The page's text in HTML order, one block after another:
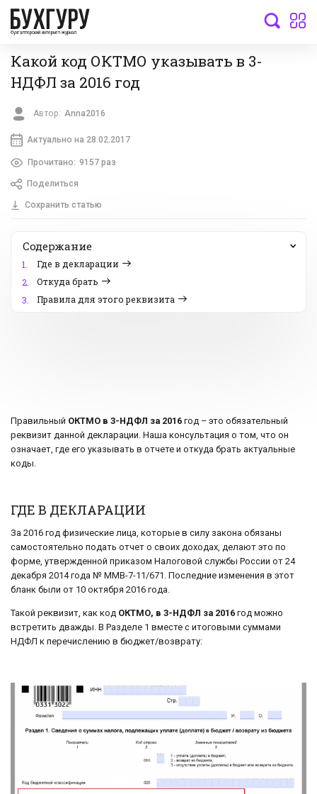
бухгалтерский интернет-журнал
Какой код ОКТМО указывать в 3-
НДФЛ за 2016 год
Автор: Anna2016
Актуально на 28.02.2017
Прочитано: 9157 раз
Поделиться
Сохранить статью
Содержание
1.
Где в декларации
2.
Откуда брать
3.
Правила для этого реквизита
Правильный ОКТМО в 3-НДФЛ за 2016 год – это обязательный
реквизит данной декларации. Наша консультация о том, что он
означает, где его указывать в отчете и откуда брать актуальные
коды.
ГДЕ В ДЕКЛАРАЦИИ
За 2016 год физические лица, которые в силу закона обязаны
самостоятельно подать отчет о своих доходах, делают это по
форме, утвержденной приказом Налоговой службы России от 24
декабря 2014 года № ММВ-7-11/671. Последние изменения в этот
бланк были от 10 октября 2016 года.
Такой реквизит, как код ОКТМО, в 3-НДФЛ за 2016 год можно
встретить дважды. В Разделе 1 вместе с итоговыми суммами
НДФЛ к перечислению в бюджет/возврату: